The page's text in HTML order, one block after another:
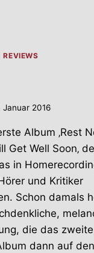
|REVIEWS
Januar 2016
Album ‚Rest
Get Well Soon‚
in
und Kritiker
Schon damals
die das
dann auf